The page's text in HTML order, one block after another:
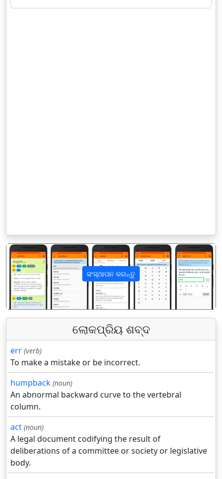
ସଂସ୍ଥାପନ କରନ୍ତୁ
पिछला अगला
ଲୋକପ୍ରିୟ ଶବ୍ଦ
err (verb)
To make a mistake or be incorrect.
humpback (noun)
An abnormal backward curve to the vertebral
column.
act (noun)
A legal document codifying the result of
deliberations of a committee or society or legislative
body.